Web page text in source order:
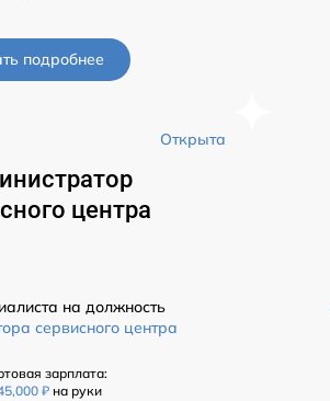
подробнее
Открыта
центра
на должность
сервисного центра
зарплата:
₽ на руки